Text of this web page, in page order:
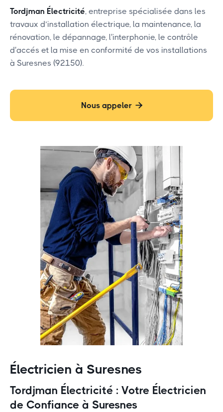
Tordjman Électricité, entreprise spécialisée dans les
travaux d’installation électrique, la maintenance, la
rénovation, le dépannage, l'interphonie, le contrôle
d'accés et la mise en conformité de vos installations
à Suresnes (92150).
Nous appeler 
Électricien à Suresnes
Tordjman Électricité : Votre Électricien
de Confiance à Suresnes